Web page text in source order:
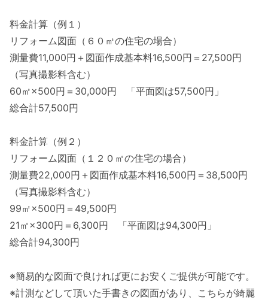
料金計算（例１）
リフォーム図面（６０㎡の住宅の場合）
測量費11,000円＋図面作成基本料16,500円＝27,500円
（写真撮影料含む）
60㎡×500円＝30,000円 「平面図は57,500円」
総合計57,500円
料金計算（例２）
リフォーム図面（１２０㎡の住宅の場合）
測量費22,000円＋図面作成基本料16,500円＝38,500円
（写真撮影料含む）
99㎡×500円＝49,500円
21㎡×300円＝6,300円 「平面図は94,300円」
総合計94,300円
※簡易的な図面で良ければ更にお安くご提供が可能です。
※計測などして頂いた手書きの図面があり、こちらが綺麗